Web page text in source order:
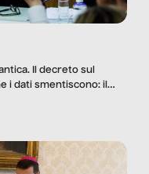
Il decreto sul
i dati smentiscono: il
che si abbassa